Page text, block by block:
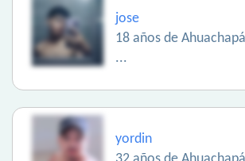
jose
18 años de
...
yordin